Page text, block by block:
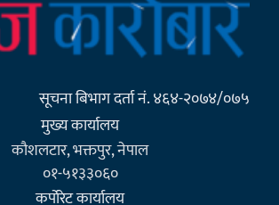
सूचना बिभाग दर्ता नं. ४६४-२०७४/०७५
मुख्य कार्यालय
कौशलटार, भक्तपुर, नेपाल
०१-५१३३०६०
कर्पाेरेट कार्यालय